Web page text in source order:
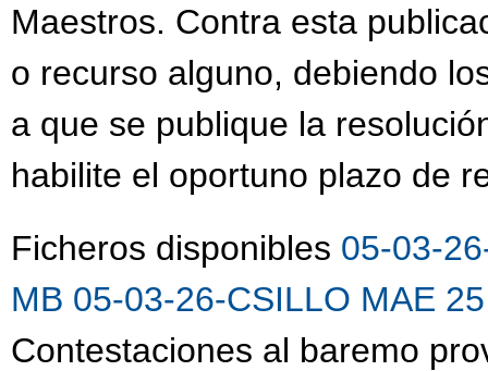
Maestros. Contra esta
o recurso alguno, debiendo
a que se publique la
habilite el oportuno plazo de
Ficheros disponibles 05-03-
MB 05-03-26-CSILLO MAE
Contestaciones al baremo